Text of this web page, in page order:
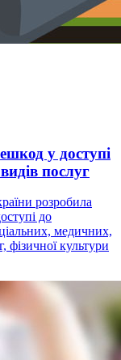
у доступі
послуг
розробила
до
медичних,
фізичної культури